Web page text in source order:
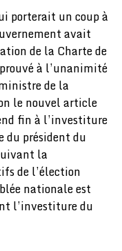
porterait un coup à
avait
de la Charte de
à l’unanimité
de la
le nouvel article
fin à l’investiture
du président du
la
de l’élection
nationale est
l’investiture du